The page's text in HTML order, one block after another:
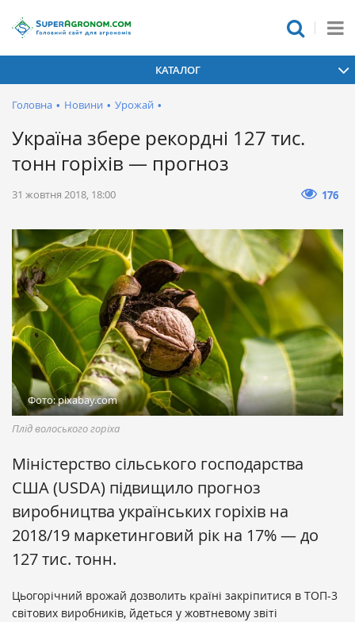
КАТАЛОГ
Головна • Новини • Урожай •
Україна збере рекордні 127 тис.
тонн горіхів — прогноз
31 жовтня 2018, 18:00 176
Фото: pixabay.com
Плід волоського горіха
Міністерство сільського господарства
США (USDA) підвищило прогноз
виробництва українських горіхів на
2018/19 маркетинговий рік на 17% — до
127 тис. тонн.
Цьогорічний врожай дозволить країні закріпитися в ТОП-3
світових виробників, йдеться у жовтневому звіті